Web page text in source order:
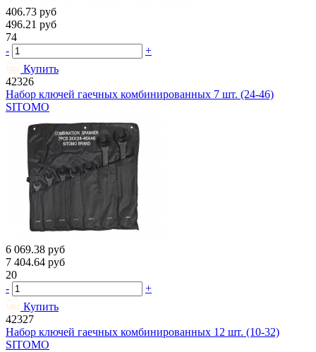
406.73 руб
496.21 руб
74
-
+
Купить
42326
Набор ключей гаечных комбинированных 7 шт. (24-46)
SITOMO
6 069.38 руб
7 404.64 руб
20
-
+
Купить
42327
Набор ключей гаечных комбинированных 12 шт. (10-32)
SITOMO